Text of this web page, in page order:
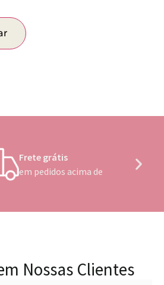
Frete grátis
em pedidos acima de
Nossas Clientes